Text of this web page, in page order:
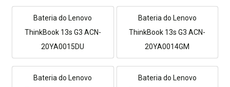
Bateria do Lenovo
ThinkBook 13s G3 ACN-
20YA0015DU
Bateria do Lenovo
ThinkBook 13s G3 ACN-
20YA0014GM
Bateria do Lenovo
Bateria do Lenovo